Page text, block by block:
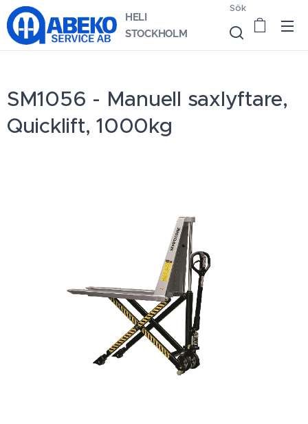
HELI
STOCKHOLM
Sök
SM1056 - Manuell saxlyftare,
Quicklift, 1000kg